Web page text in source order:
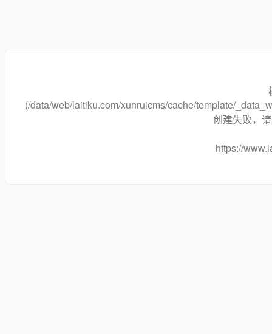
(/data/web/laitiku.com/xunruicms/cache/template/
创建失败，
https://